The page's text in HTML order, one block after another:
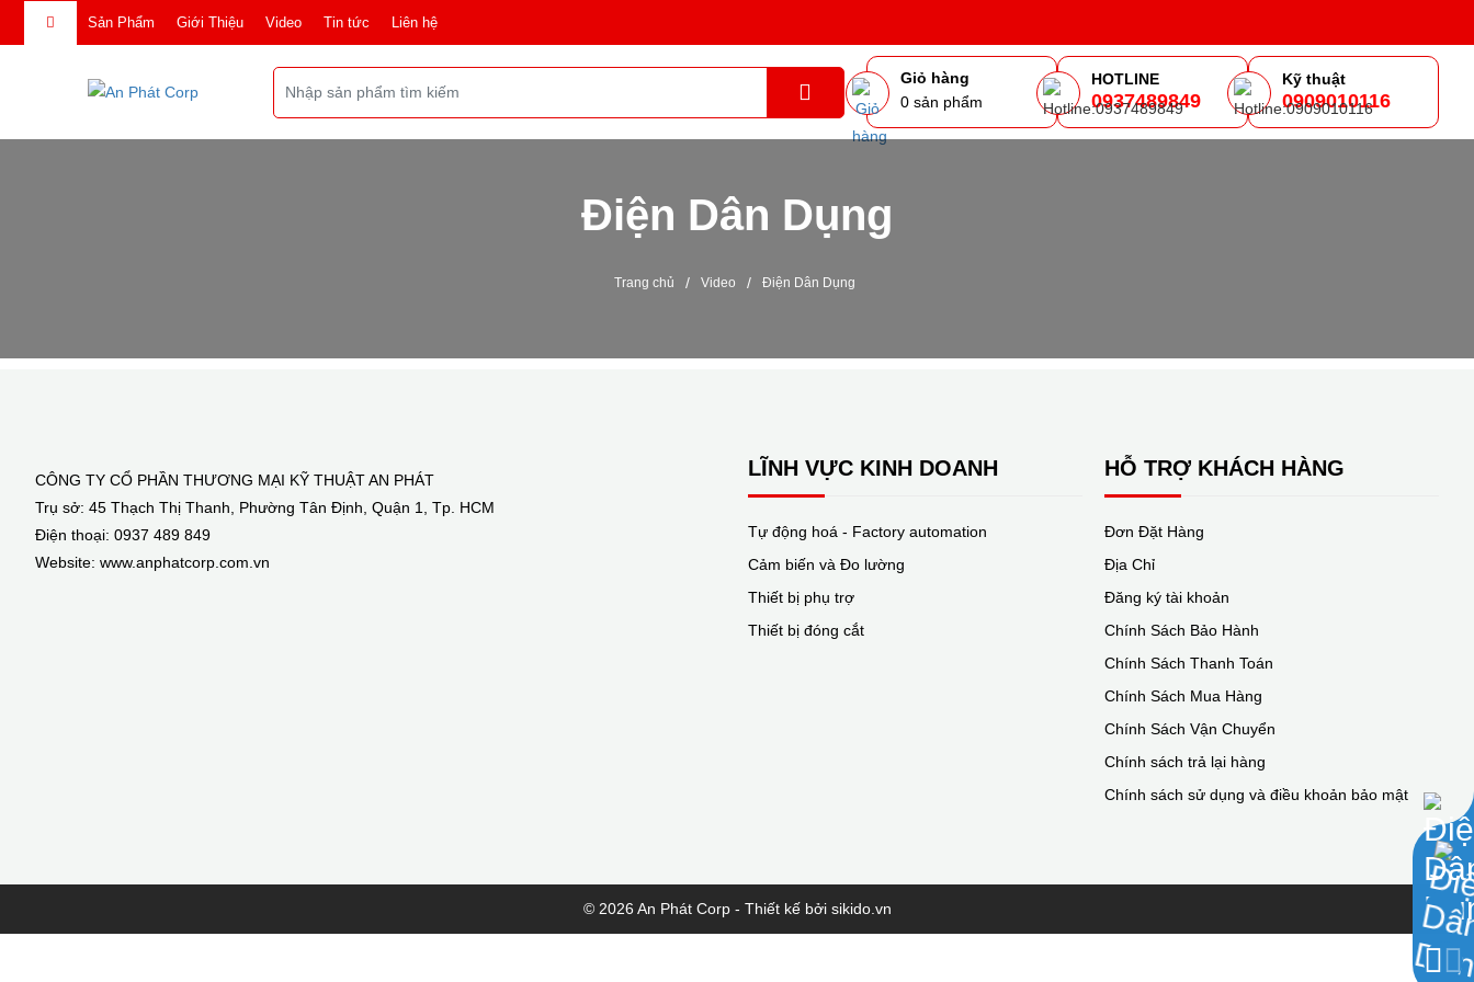
Sản Phẩm Giới Thiệu Video Tin tức Liên hệ
Giỏ hàng
0 sản phẩm
HOTLINE
0937489849
Kỹ thuật
0909010116
Điện Dân Dụng
Trang chủ / Video / Điện Dân Dụng
CÔNG TY CỔ PHẦN THƯƠNG MẠI KỸ THUẬT AN PHÁT
Trụ sở: 45 Thạch Thị Thanh, Phường Tân Định, Quận 1, Tp. HCM
Điện thoại: 0937 489 849
Website: www.anphatcorp.com.vn
LĨNH VỰC KINH DOANH
Tự động hoá - Factory automation
Cảm biến và Đo lường
Thiết bị phụ trợ
Thiết bị đóng cắt
HỖ TRỢ KHÁCH HÀNG
Đơn Đặt Hàng
Địa Chỉ
Đăng ký tài khoản
Chính Sách Bảo Hành
Chính Sách Thanh Toán
Chính Sách Mua Hàng
Chính Sách Vận Chuyển
Chính sách trả lại hàng
Chính sách sử dụng và điều khoản bảo mật
© 2026 An Phát Corp - Thiết kế bởi sikido.vn